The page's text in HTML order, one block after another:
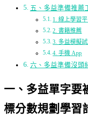
五、多益準備推薦
1. 線上學習
2. 書籍推薦
3. 多益模擬
4. 手機 App
六、多益準備沒頭
一、多益單字要
標分數規劃學習